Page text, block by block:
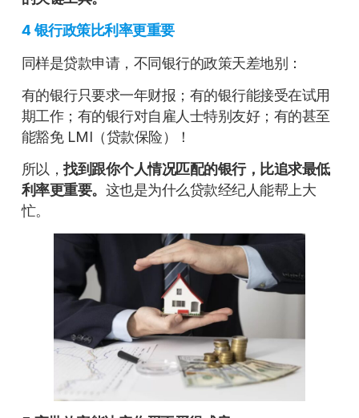
4 银行政策比利率更重要
同样是贷款申请，不同银行的政策天差地别：
有的银行只要求一年财报；有的银行能接受在试用
期工作；有的银行对自雇人士特别友好；有的甚至
能豁免 LMI（贷款保险）！
所以，找到跟你个人情况匹配的银行，比追求最低
利率更重要。 这也是为什么贷款经纪人能帮上大
忙。